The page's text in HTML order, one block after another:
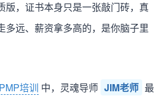
版，证书本身只是一张敲门砖，真
多远、薪资拿多高的，是你脑子里
培训 中，灵魂导师 JIM老师 最